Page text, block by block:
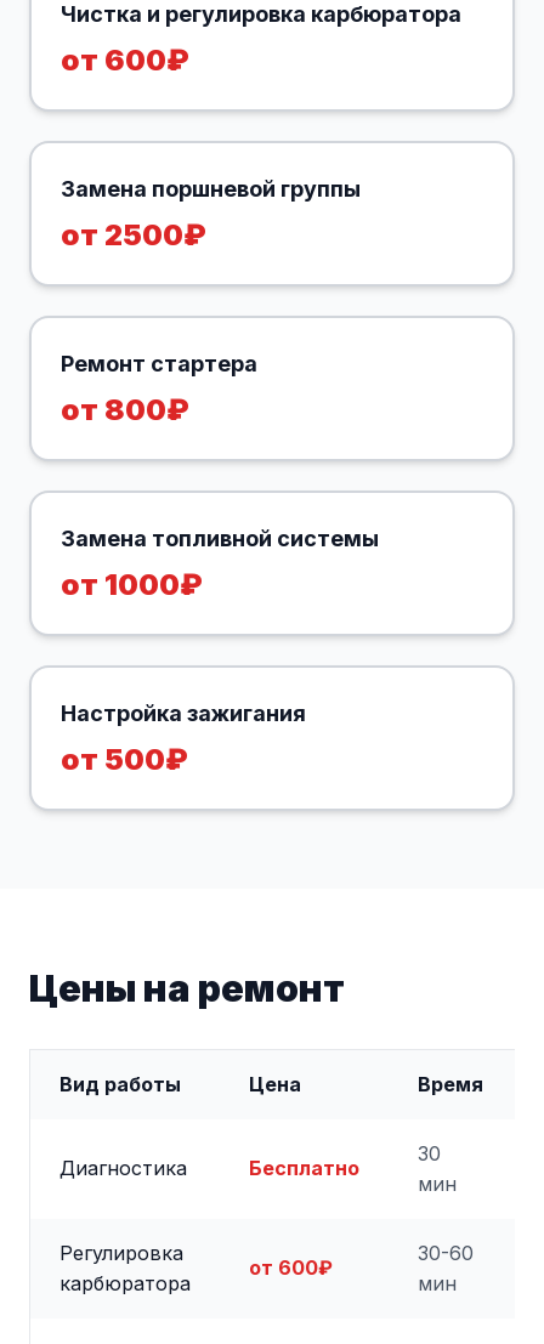
Чистка и регулировка карбюратора
от 600₽
Замена поршневой группы
от 2500₽
Ремонт стартера
от 800₽
Замена топливной системы
от 1000₽
Настройка зажигания
от 500₽
Цены на ремонт
Вид работы Цена Время
Диагностика Бесплатно
30
мин
Регулировка
карбюратора
от 600₽
30-60
мин